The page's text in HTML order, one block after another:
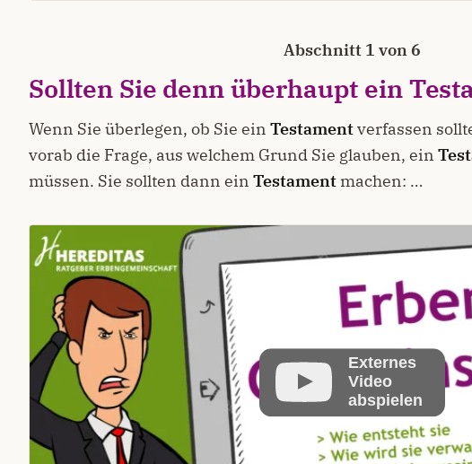
Abschnitt 1 von 6
Sollten Sie denn überhaupt ein
Wenn Sie überlegen, ob Sie ein Testamentverfassen
vorab die Frage, aus welchem Grund Sie glauben, ein
müssen. Sie sollten dann ein Testament machen: …
Externes
Video
abspielen